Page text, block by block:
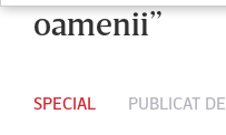
oamenii”
SPECIAL PUBLICAT DE